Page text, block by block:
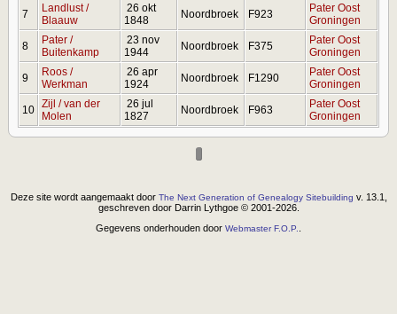
7
Landlust /
Blaauw
26 okt
1848
Noordbroek F923
Pater Oost
Groningen
8
Pater /
Buitenkamp
23 nov
1944
Noordbroek F375
Pater Oost
Groningen
9
Roos /
Werkman
26 apr
1924
Noordbroek F1290
Pater Oost
Groningen
10 Zijl / van der
Molen
26 jul
1827
Noordbroek F963
Pater Oost
Groningen
Deze site wordt aangemaakt door The Next Generation of Genealogy Sitebuilding v. 13.1,
geschreven door Darrin Lythgoe © 2001-2026.
Gegevens onderhouden door Webmaster F.O.P.